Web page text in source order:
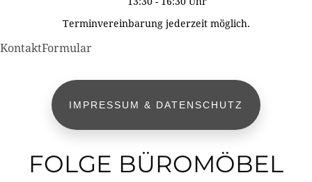
Terminvereinbarung jederzeit möglich.
KontaktFormular
IMPRESSUM & DATENSCHUTZ
FOLGE BÜROMÖBEL